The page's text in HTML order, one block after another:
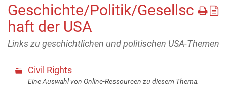
Geschichte/Politik/Gesellsc
haft der USA
Links zu geschichtlichen und politischen USA-Themen
Civil Rights
Eine Auswahl von Online-Ressourcen zu diesem Thema.